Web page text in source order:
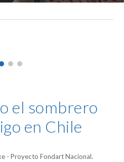
el sombrero
en Chile
- Proyecto Fondart Nacional.